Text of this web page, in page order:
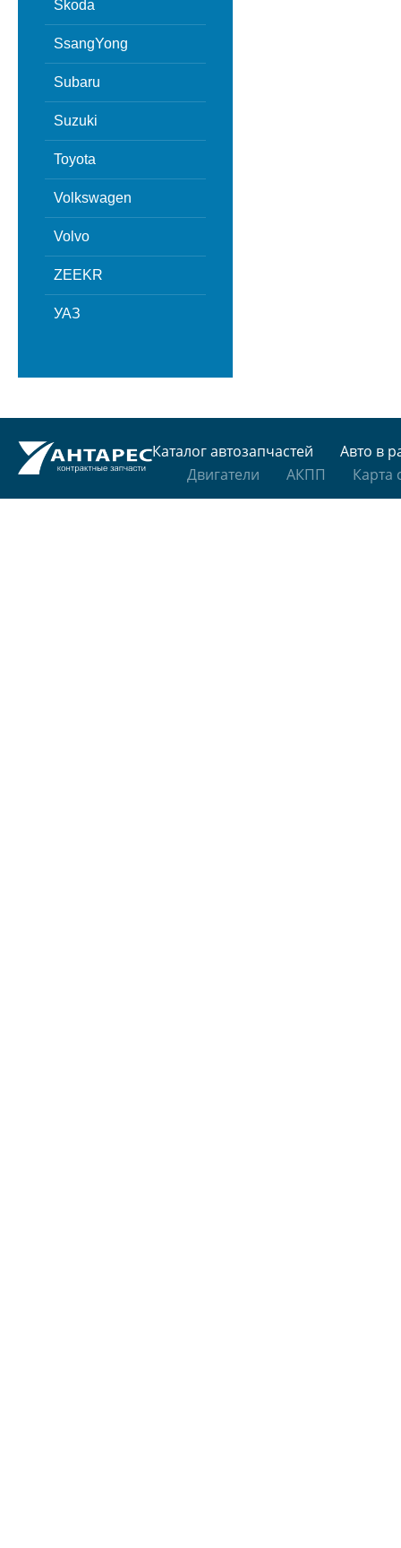
Skoda
SsangYong
Subaru
Suzuki
Toyota
Volkswagen
Volvo
ZEEKR
УАЗ
Каталог автозапчастей
Авто в
Двигатели
АКПП Карта